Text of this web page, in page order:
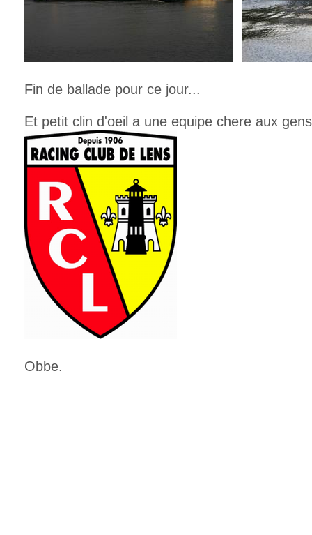
Fin de ballade pour ce jour...
Et petit clin d'oeil a une equipe chere aux
Obbe.